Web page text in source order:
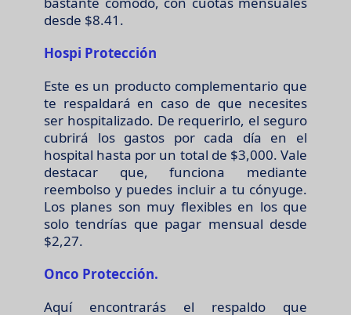
desde $8.41.
Hospi Protección
Este es un producto complementario que
te respaldará en caso de que necesites
ser hospitalizado. De requerirlo, el seguro
cubrirá los gastos por cada día en el
hospital hasta por un total de $3,000. Vale
destacar que, funciona mediante
reembolso y puedes incluir a tu cónyuge.
Los planes son muy flexibles en los que
solo tendrías que pagar mensual desde
$2,27.
Onco Protección.
Aquí encontrarás el respaldo que